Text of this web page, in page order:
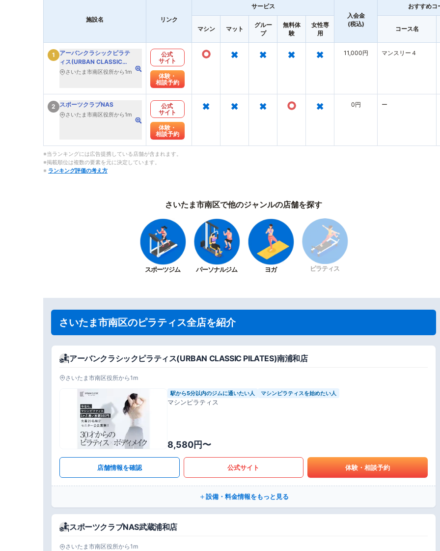
施設名 リンク
サービス
入会金
(税込)
おすすめコ
マシン マット
グルー
プ
無料体
験
女性専
用
コース名
1
アーバンクラシックピラテ
ィス(URBAN CLASSIC
PILATES)
さいたま市南区役所から1m
公式
サイト
体験・
相談予約
○ × × × × 11,000円 マンスリー４
2 スポーツクラブNAS
さいたま市南区役所から1m
公式
サイト
体験・
相談予約
× × × ○ × 0円 ー
※当ランキングには広告提携している店舗が含まれます。
※掲載順位は複数の要素を元に決定しています。
※ ランキング評価の考え方
さいたま市南区で他のジャンルの店舗を探す
スポーツジム パーソナルジム ヨガ ピラティス
さいたま市南区のピラティス全店を紹介
アーバンクラシックピラティス(URBAN CLASSIC PILATES)南浦和店
さいたま市南区役所から1m
駅から5分以内のジムに通いたい人 マシンピラティスを始めたい人
マシンピラティス
8,580円〜
店舗情報を確認 公式サイト 体験・相談予約
設備・料金情報をもっと見る
スポーツクラブNAS武蔵浦和店
さいたま市南区役所から1m